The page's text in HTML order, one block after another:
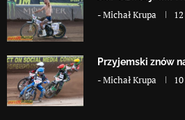
-Michał Krupa
Przyjemski znów
-Michał Krupa